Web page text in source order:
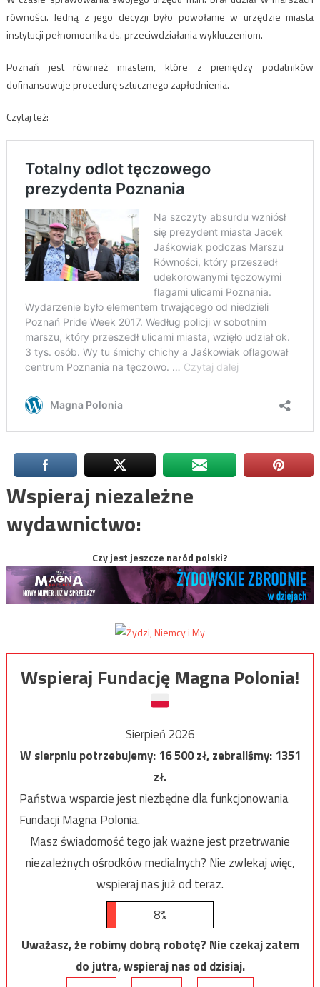
równości. Jedną z jego decyzji było powołanie w urzędzie miasta
instytucji pełnomocnika ds. przeciwdziałania wykluczeniom.
Poznań jest również miastem, które z pieniędzy podatników
dofinansowuje procedurę sztucznego zapłodnienia.
Czytaj też:
Wspieraj niezależne
wydawnictwo:
Czy jest jeszcze naród polski?
Wspieraj Fundację Magna Polonia!
Sierpień 2026
W sierpniu potrzebujemy:16 500zł, zebraliśmy:1351
zł.
Państwa wsparcie jest niezbędne dla funkcjonowania
Fundacji Magna Polonia.
Masz świadomość tego jak ważne jest przetrwanie
niezależnych ośrodków medialnych? Nie zwlekaj więc,
wspieraj nas już od teraz.
8%
Uważasz, że robimy dobrą robotę? Nie czekaj zatem
do jutra, wspieraj nas od dzisiaj.